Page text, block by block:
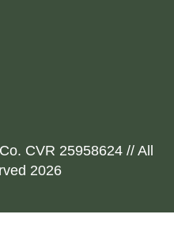
CVR 25958624 // All
2026